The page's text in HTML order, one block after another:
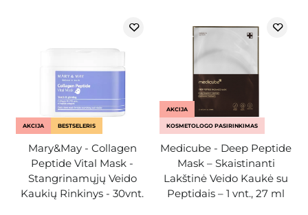
AKCIJA BESTSELERIS
Mary&May - Collagen
Peptide Vital Mask -
Stangrinamųjų Veido
Kaukių Rinkinys - 30vnt.
AKCIJA
KOSMETOLOGO PASIRINKIMAS
Medicube - Deep Peptide
Mask – Skaistinanti
Lakštinė Veido Kaukė su
Peptidais – 1 vnt., 27 ml